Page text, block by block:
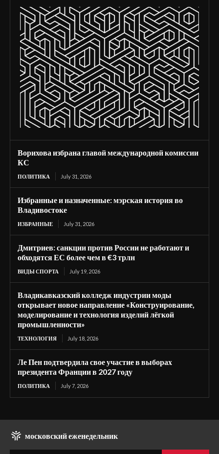
Ворихова избрана главой международной комиссии
КС
ПОЛИТИКА July 31, 2026
Избранные и назначенные: мэрская история во
Владивостоке
ИЗБРАННЫЕ July 31, 2026
Дмитриев: санкции против России не работают и
обходятся ЕС более чем в €3 трлн
ВИДЫ СПОРТА July 19, 2026
Владикавказский колледж индустрии моды
открывает новое направление «Конструирование,
моделирование и технология изделий лёгкой
промышленности»
ТЕХНОЛОГИЯ July 18, 2026
Ле Пен подтвердила свое участие в выборах
президента Франции в 2027 году
ПОЛИТИКА July 7, 2026
московский еженедельник